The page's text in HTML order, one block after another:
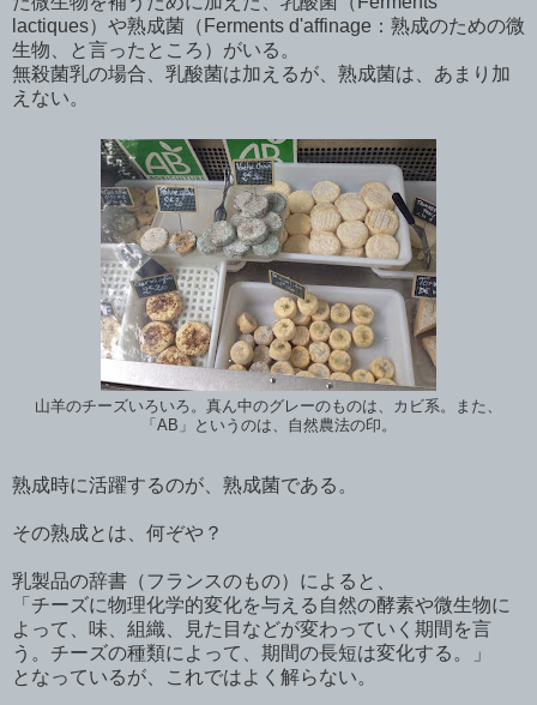
lactiques）や熟成菌（Ferments d'affinage：熟成のための微
生物、と言ったところ）がいる。
無殺菌乳の場合、乳酸菌は加えるが、熟成菌は、あまり加
えない。
山羊のチーズいろいろ。真ん中のグレーのものは、カビ系。また、
「AB」というのは、自然農法の印。
熟成時に活躍するのが、熟成菌である。
その熟成とは、何ぞや？
乳製品の辞書（フランスのもの）によると、
「チーズに物理化学的変化を与える自然の酵素や微生物に
よって、味、組織、見た目などが変わっていく期間を言
う。チーズの種類によって、期間の長短は変化する。」
となっているが、これではよく解らない。